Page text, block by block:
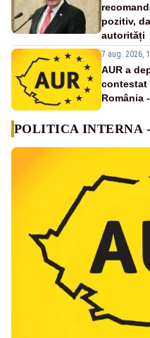
pozitiv,
autorități
7 aug. 2026,
AUR a
contestat
România
POLITICA INTERNA